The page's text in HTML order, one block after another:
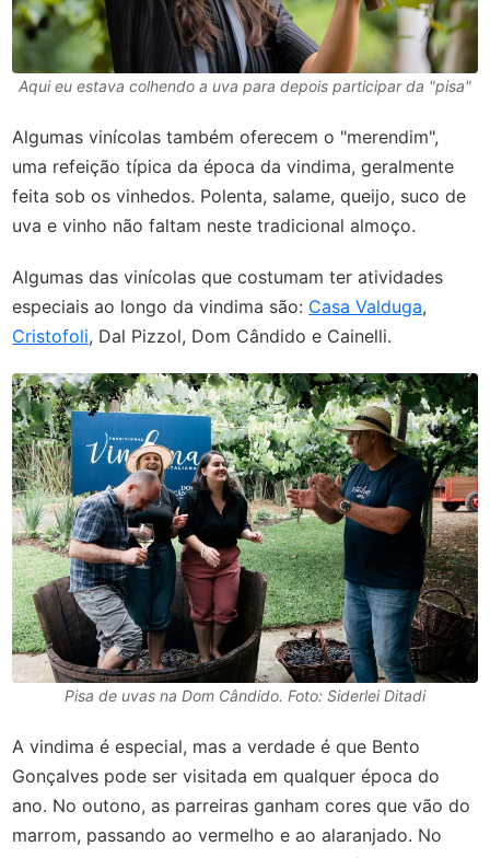
Aqui eu estava colhendo a uva para depois participar da "pisa"
Algumas vinícolas também oferecem o "merendim",
uma refeição típica da época da vindima, geralmente
feita sob os vinhedos. Polenta, salame, queijo, suco de
uva e vinho não faltam neste tradicional almoço.
Algumas das vinícolas que costumam ter atividades
especiais ao longo da vindima são: Casa Valduga,
Cristofoli, Dal Pizzol, Dom Cândido e Cainelli.
Pisa de uvas na Dom Cândido. Foto: Siderlei Ditadi
A vindima é especial, mas a verdade é que Bento
Gonçalves pode ser visitada em qualquer época do
ano. No outono, as parreiras ganham cores que vão do
marrom, passando ao vermelho e ao alaranjado. No